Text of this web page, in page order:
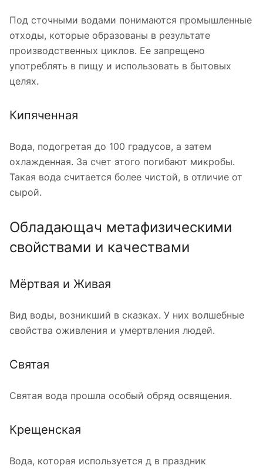
Под сточными водами понимаются промышленные
отходы, которые образованы в результате
производственных циклов. Ее запрещено
употреблять в пищу и использовать в бытовых
целях.
Кипяченная
Вода, подогретая до 100 градусов, а затем
охлажденная. За счет этого погибают микробы.
Такая вода считается более чистой, в отличие от
сырой.
Обладающач метафизическими
свойствами и качествами
Мёртвая и Живая
Вид воды, возникший в сказках. У них волшебные
свойства оживления и умертвления людей.
Святая
Святая вода прошла особый обряд освящения.
Крещенская
Вода, которая используется д в праздник